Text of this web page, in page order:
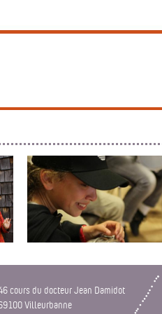
cours du docteur Jean Damidot
Villeurbanne